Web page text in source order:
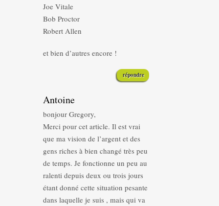
Joe Vitale
Bob Proctor
Robert Allen
et bien d’autres encore !
répondre
Antoine
bonjour Gregory,
Merci pour cet article. Il est vrai
que ma vision de l’argent et des
gens riches à bien changé très peu
de temps. Je fonctionne un peu au
ralenti depuis deux ou trois jours
étant donné cette situation pesante
dans laquelle je suis , mais qui va